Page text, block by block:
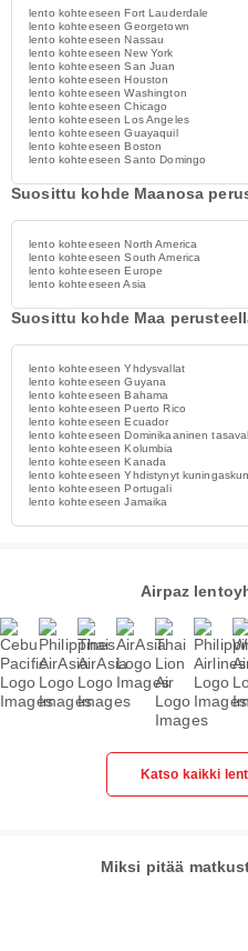
lento kohteeseen Fort Lauderdale
lento kohteeseen Georgetown
lento kohteeseen Nassau
lento kohteeseen New York
lento kohteeseen San Juan
lento kohteeseen Houston
lento kohteeseen Washington
lento kohteeseen Chicago
lento kohteeseen Los Angeles
lento kohteeseen Guayaquil
lento kohteeseen Boston
lento kohteeseen Santo Domingo
Suosittu kohde Maanosa
lento kohteeseen North America
lento kohteeseen South America
lento kohteeseen Europe
lento kohteeseen Asia
Suosittu kohde Maa
lento kohteeseen Yhdysvallat
lento kohteeseen Guyana
lento kohteeseen Bahama
lento kohteeseen Puerto Rico
lento kohteeseen Ecuador
lento kohteeseen Dominikaaninen
lento kohteeseen Kolumbia
lento kohteeseen Kanada
lento kohteeseen Yhdistynyt
lento kohteeseen Portugali
lento kohteeseen Jamaika
Airpaz
Katso kaikki
Miksi pitää